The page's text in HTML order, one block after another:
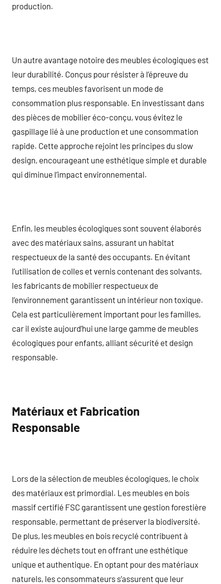
production.
Un autre avantage notoire des meubles écologiques est
leur durabilité. Conçus pour résister à l’épreuve du
temps, ces meubles favorisent un mode de
consommation plus responsable. En investissant dans
des pièces de mobilier éco-conçu, vous évitez le
gaspillage lié à une production et une consommation
rapide. Cette approche rejoint les principes du slow
design, encourageant une esthétique simple et durable
qui diminue l’impact environnemental.
Enfin, les meubles écologiques sont souvent élaborés
avec des matériaux sains, assurant un habitat
respectueux de la santé des occupants. En évitant
l’utilisation de colles et vernis contenant des solvants,
les fabricants de mobilier respectueux de
l’environnement garantissent un intérieur non toxique.
Cela est particulièrement important pour les familles,
car il existe aujourd’hui une large gamme de meubles
écologiques pour enfants, alliant sécurité et design
responsable.
Matériaux et Fabrication
Responsable
Lors de la sélection de meubles écologiques, le choix
des matériaux est primordial. Les meubles en bois
massif certifié FSC garantissent une gestion forestière
responsable, permettant de préserver la biodiversité.
De plus, les meubles en bois recyclé contribuent à
réduire les déchets tout en offrant une esthétique
unique et authentique. En optant pour des matériaux
naturels, les consommateurs s’assurent que leur